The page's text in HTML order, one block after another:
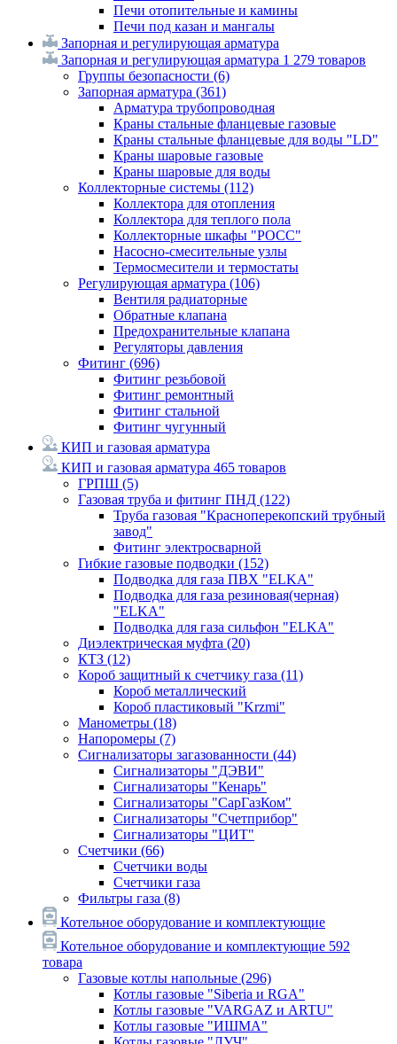
Печи отопительные и камины
Печи под казан и мангалы
Запорная и регулирующая арматура
Запорная и регулирующая арматура 1 279 товаров
Группы безопасности (6)
Запорная арматура (361)
Арматура трубопроводная
Краны стальные фланцевые газовые
Краны стальные фланцевые для воды "LD"
Краны шаровые газовые
Краны шаровые для воды
Коллекторные системы (112)
Коллектора для отопления
Коллектора для теплого пола
Коллекторные шкафы "РОСС"
Насосно-смесительные узлы
Термосмесители и термостаты
Регулирующая арматура (106)
Вентиля радиаторные
Обратные клапана
Предохранительные клапана
Регуляторы давления
Фитинг (696)
Фитинг резьбовой
Фитинг ремонтный
Фитинг стальной
Фитинг чугунный
КИП и газовая арматура
КИП и газовая арматура 465 товаров
ГРПШ (5)
Газовая труба и фитинг ПНД (122)
Труба газовая "Красноперекопский трубный
завод"
Фитинг электросварной
Гибкие газовые подводки (152)
Подводка для газа ПВХ "ELKA"
Подводка для газа резиновая(черная)
"ELKA"
Подводка для газа сильфон "ELKA"
Диэлектрическая муфта (20)
КТЗ (12)
Короб защитный к счетчику газа (11)
Короб металлический
Короб пластиковый "Krzmi"
Манометры (18)
Напоромеры (7)
Сигнализаторы загазованности (44)
Сигнализаторы "ДЭВИ"
Сигнализаторы "Кенарь"
Сигнализаторы "СарГазКом"
Сигнализаторы "Счетприбор"
Сигнализаторы "ЦИТ"
Счетчики (66)
Счетчики воды
Счетчики газа
Фильтры газа (8)
Котельное оборудование и комплектующие
Котельное оборудование и комплектующие 592
товара
Газовые котлы напольные (296)
Котлы газовые "Siberia и RGA"
Котлы газовые "VARGAZ и ARTU"
Котлы газовые "ИШМА"